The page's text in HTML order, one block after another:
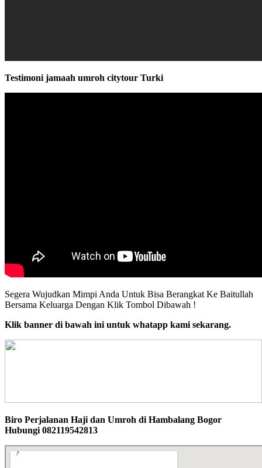
Testimoni jamaah umroh citytour Turki
Segera Wujudkan Mimpi Anda Untuk Bisa Berangkat Ke Baitullah
Bersama Keluarga Dengan Klik Tombol Dibawah !
Klik banner di bawah ini untuk whatapp kami sekarang.
Biro Perjalanan Haji dan Umroh di Hambalang Bogor
Hubungi 082119542813